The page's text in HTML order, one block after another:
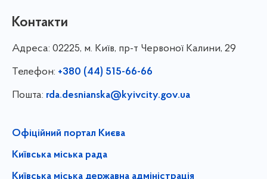
Контакти
Адреса: 02225, м. Київ, пр-т Червоної Калини, 29
Телефон: +380 (44) 515-66-66
Пошта: rda.desnianska@kyivcity.gov.ua
Офіційний портал Києва
Київська міська рада
Київська міська державна адміністрація